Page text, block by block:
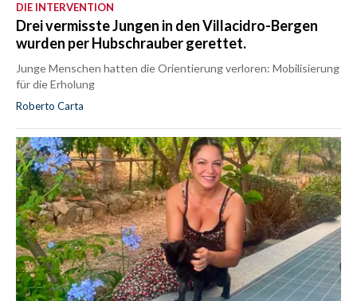
DIE INTERVENTION
Drei vermisste Jungen in den Villacidro-Bergen
wurden per Hubschrauber gerettet.
Junge Menschen hatten die Orientierung verloren: Mobilisierung
für die Erholung
Roberto Carta